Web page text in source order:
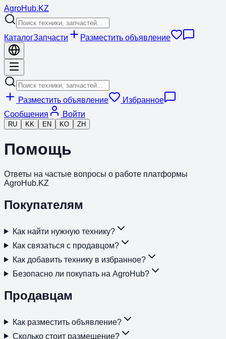
AgroHub.KZ
КаталогЗапчасти Разместить объявление
Разместить объявление
Избранное
Сообщения
Войти
RU KK EN KO ZH
Помощь
Ответы на частые вопросы о работе платформы
AgroHub.KZ
Покупателям
Как найти нужную технику?
Как связаться с продавцом?
Как добавить технику в избранное?
Безопасно ли покупать на AgroHub?
Продавцам
Как разместить объявление?
Сколько стоит размещение?